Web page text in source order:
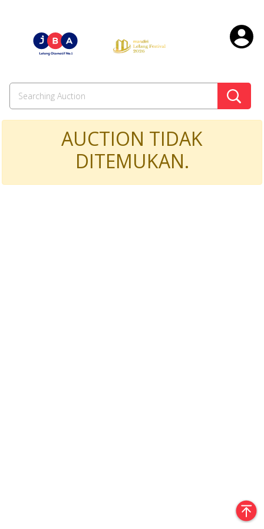
AUCTION TIDAK
DITEMUKAN.